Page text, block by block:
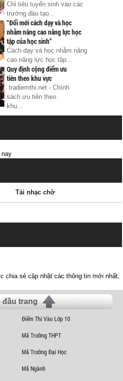
Chỉ tiêu tuyển sinh vào các
trường đào tạo...
“Đổi mới cách dạy và học
nhằm nâng cao năng lực học
tập của học sinh”
Cách dạy và học nhằm nâng
cao năng lực học tập...
Quy định cộng điểm ưu
tiên theo khu vực
tradiemthi.net - Chính
sách ưu tiên theo
khu...
nay
Tải nhạc chờ
chia sẻ cập nhật các thông tin mới nhất,
đầu trang
Điểm Thi Vào Lớp 10
Mã Trường THPT
Mã Trường Đại Học
Mã Ngành